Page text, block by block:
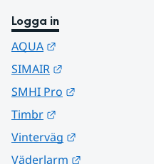
Logga in
AQUA
SIMAIR
SMHI Pro
Timbr
Vinterväg
Väderlarm